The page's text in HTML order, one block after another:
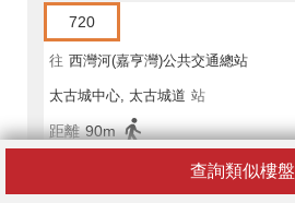
查詢類似樓盤
720
往 西灣河(嘉亨灣)公共交通總站
太古城中心, 太古城道 站
距離 90m
720